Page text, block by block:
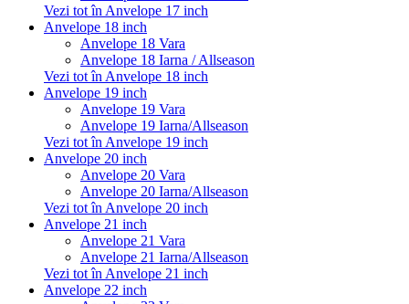
Vezi tot în Anvelope 17 inch
Anvelope 18 inch
Anvelope 18 Vara
Anvelope 18 Iarna / Allseason
Vezi tot în Anvelope 18 inch
Anvelope 19 inch
Anvelope 19 Vara
Anvelope 19 Iarna/Allseason
Vezi tot în Anvelope 19 inch
Anvelope 20 inch
Anvelope 20 Vara
Anvelope 20 Iarna/Allseason
Vezi tot în Anvelope 20 inch
Anvelope 21 inch
Anvelope 21 Vara
Anvelope 21 Iarna/Allseason
Vezi tot în Anvelope 21 inch
Anvelope 22 inch